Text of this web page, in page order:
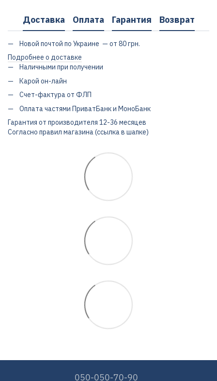
Доставка Оплата Гарантия Возврат
Новой почтой по Украине — от 80 грн.
Подробнее о доставке
Наличными при получении
Карой он-лайн
Счет-фактура от ФЛП
Оплата частями ПриватБанк и МоноБанк
Гарантия от производителя 12-36 месяцев
Согласно правил магазина (ссылка в шапке)
050-050-70-90